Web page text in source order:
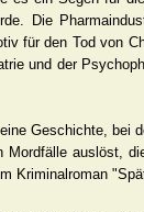
Die
für den Tod von
und der
Geschichte, bei
Mordfälle auslöst,
Kriminalroman